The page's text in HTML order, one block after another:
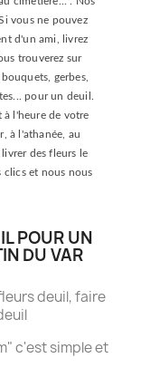
vous ne pouvez
d'un ami, livrez
trouverez sur
gerbes,
pour un deuil.
à l'heure de votre
à l'athanée, au
des fleurs le
clics et nous nous
POUR UN
DU VAR
deuil, faire
c'est simple et